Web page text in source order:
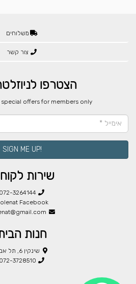
משלוחים
צור קשר
הצטרפו
offers for members only
!SIGN ME UP
שירות
072-3264144
Facebook
חנות
שינקין 6, תל אביב
072-3728510